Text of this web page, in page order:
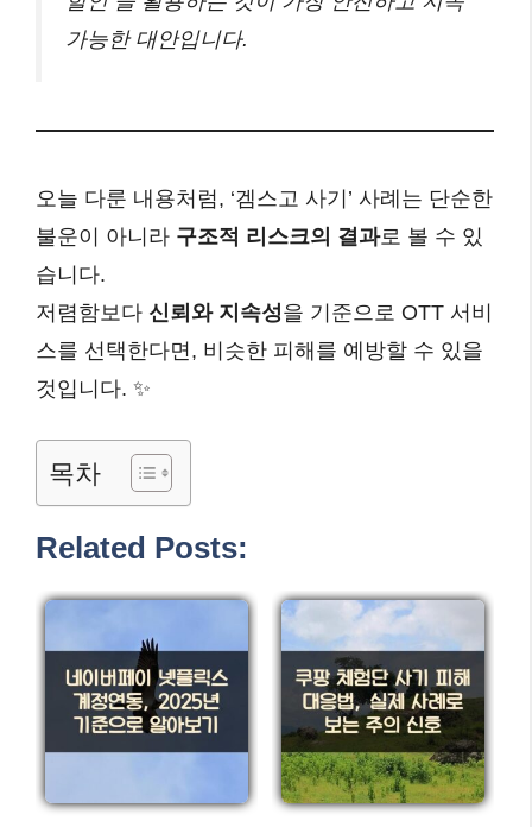
가능한 대안입니다.
오늘 다룬 내용처럼, ‘겜스고 사기’ 사례는 단순한
불운이 아니라 구조적 리스크의 결과로 볼 수 있
습니다.
저렴함보다 신뢰와 지속성을 기준으로 OTT 서비
스를 선택한다면, 비슷한 피해를 예방할 수 있을
것입니다. ✨
목차
Related Posts: